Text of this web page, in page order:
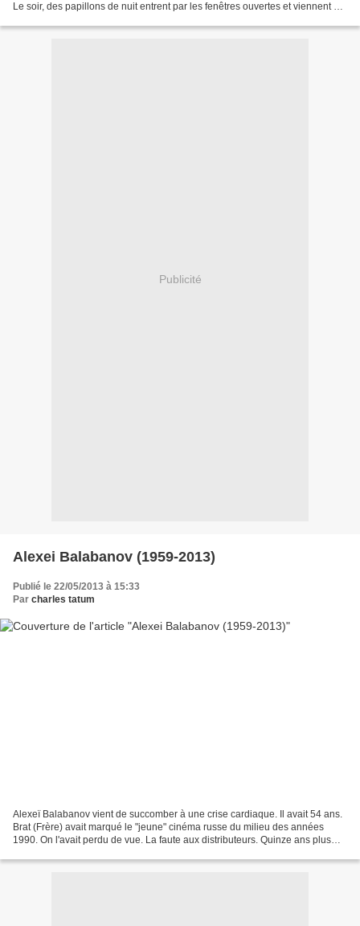
Le soir, des papillons de nuit entrent par les fenêtres ouvertes et viennent se
Publicité
Alexei Balabanov (1959-2013)
Publié le 22/05/2013 à 15:33
Par charles tatum
Alexeï Balabanov vient de succomber à une crise cardiaque. Il avait 54 ans.
Brat (Frère) avait marqué le "jeune" cinéma russe du milieu des années
1990. On l'avait perdu de vue. La faute aux distributeurs. Quinze ans plus